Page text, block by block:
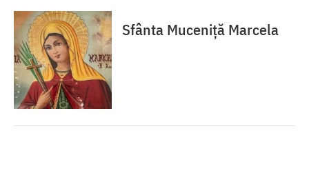
Sfânta Muceniță Marcela